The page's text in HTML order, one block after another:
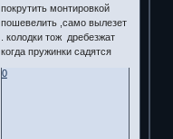
покрутить монтировкой
пошевелить ,само вылезет
. колодки тож дребезжат
когда пружинки садятся
0